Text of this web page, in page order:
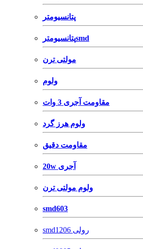
پتانسیومتر
پتانسیومترsmd
مولتی ترن
ولوم
مقاومت آجری 3 وات
ولوم هرز گرد
مقاومت دقیق
20w آجری
ولوم مولتی ترن
smd603
smd1206 رولی